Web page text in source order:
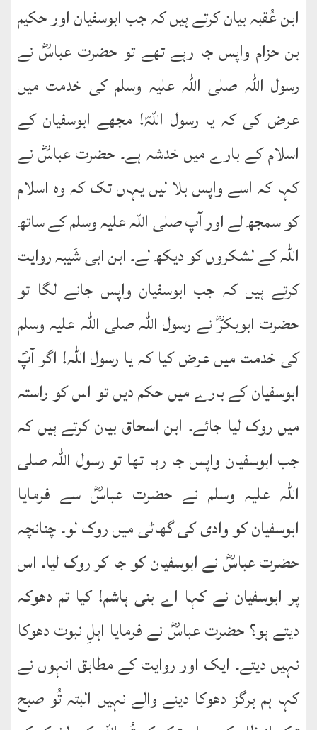
ابن عُقبہ بیان کرتے ہیں کہ جب ابوسفیان اور حکیم
بن حزام واپس جا رہے تھے تو حضرت عباسؓ نے
رسول اللہ صلی اللہ علیہ وسلم کی خدمت میں
عرض کی کہ یا رسول اللہؐ! مجھے ابوسفیان کے
اسلام کے بارے میں خدشہ ہے۔ حضرت عباسؓ نے
کہا کہ اسے واپس بلا لیں یہاں تک کہ وہ اسلام
کو سمجھ لے اور آپ صلی اللہ علیہ وسلم کے ساتھ
اللہ کے لشکروں کو دیکھ لے۔ ابن ابی شَیبہ روایت
کرتے ہیں کہ جب ابوسفیان واپس جانے لگا تو
حضرت ابوبکرؓ نے رسول اللہ صلی اللہ علیہ وسلم
کی خدمت میں عرض کیا کہ یا رسول اللہ! اگر آپؐ
ابوسفیان کے بارے میں حکم دیں تو اس کو راستہ
میں روک لیا جائے۔ ابن اسحاق بیان کرتے ہیں کہ
جب ابوسفیان واپس جا رہا تھا تو رسول اللہ صلی
اللہ علیہ وسلم نے حضرت عباسؓ سے فرمایا
ابوسفیان کو وادی کی گھاٹی میں روک لو۔ چنانچہ
حضرت عباسؓ نے ابوسفیان کو جا کر روک لیا۔ اس
پر ابوسفیان نے کہا اے بنی ہاشم! کیا تم دھوکہ
دیتے ہو؟ حضرت عباسؓ نے فرمایا اہلِ نبوت دھوکا
نہیں دیتے۔ ایک اور روایت کے مطابق انہوں نے
کہا ہم ہرگز دھوکا دینے والے نہیں البتہ تُو صبح